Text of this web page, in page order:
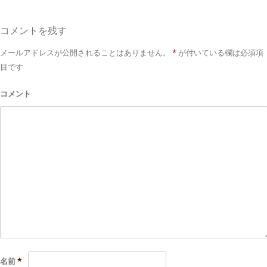
コメントを残す
メールアドレスが公開されることはありません。 * が付いている欄は必須項
目です
コメント
名前*